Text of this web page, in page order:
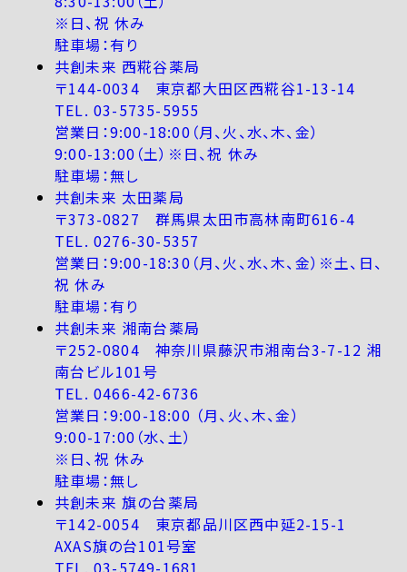
※日、祝 休み
駐車場：有り
共創未来 西糀谷薬局
〒144-0034 東京都大田区西糀谷1-13-14
TEL. 03-5735-5955
営業日：9:00-18:00（月、火、水、木、金）
9:00-13:00（土）※日、祝 休み
駐車場：無し
共創未来 太田薬局
〒373-0827 群馬県太田市高林南町616-4
TEL. 0276-30-5357
営業日：9:00-18:30（月、火、水、木、金）※土、日、
祝 休み
駐車場：有り
共創未来 湘南台薬局
〒252-0804 神奈川県藤沢市湘南台3-7-12 湘
南台ビル101号
TEL. 0466-42-6736
営業日：9:00-18:00 （月、火、木、金）
9:00-17:00（水、土）
※日、祝 休み
駐車場：無し
共創未来 旗の台薬局
〒142-0054 東京都品川区西中延2-15-1
AXAS旗の台101号室